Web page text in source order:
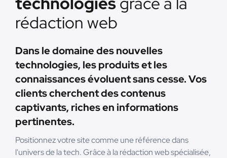
rédaction web
Dans le domaine des nouvelles
technologies, les produits et les
connaissances évoluent sans cesse. Vos
clients cherchent des contenus
captivants, riches en informations
pertinentes.
Positionnez votre site comme une référence dans
l'univers de la tech. Grâce à la rédaction web spécialisée,